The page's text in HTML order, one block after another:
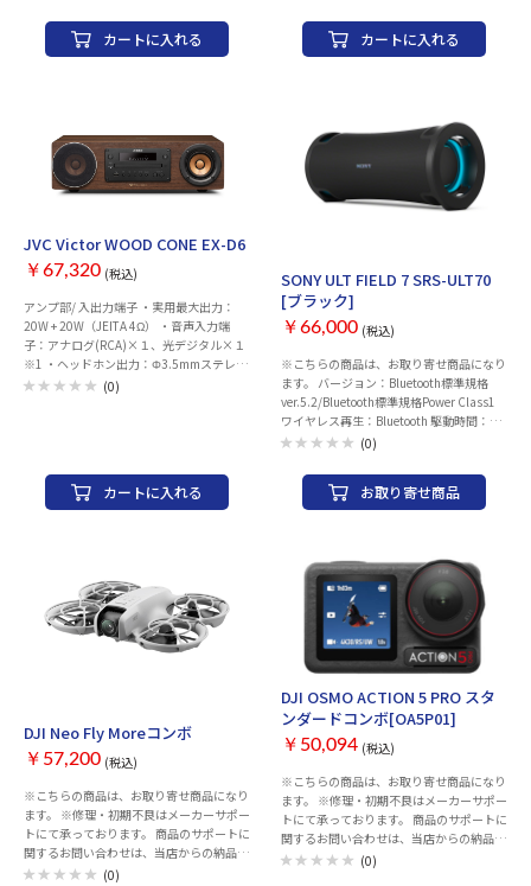
10:00-13:30 14:30-19:00（祝日を除く）
画質：8K 撮像素子：1/1.28型 タイプ：ア
クションカメラ 記録メディア：
度カメラ：○ タッチパネル：○ 静止画解
像度：11904×5952 メモリー静止画記録
形式：DNG メモリー動画解像度：
7680×3840 インターフェース：USB 3.0
LOG撮影：○ 音声コントロール：○ Wi-
Fi：○ Bluetooth：○ 防水性能：15m 耐低
46x124.5x38.2 mm 本体重量：200 g カラ
ー：ブラック
カートに入れる
TEL：050-1731-8488 営業時間：月-金
10:00-13:30 14:30-19:00（祝日を除く）
画質：4K 撮像素子：1/1.28型 タイプ：ア
チ) 手ブレ補正機構：○ 焦点距離：
14.27mm F値：F2.85 夜間撮影機能：○
撮影時間：70 分 タッチパネル：○ 静止画
解像度：8192×6144 メモリー静止画記録
形式：JPG/DNG RAW メモリー動画解像
度：3840×2880 インターフェース：USB
き：46x45.7x18.3 mm 本体重量：52.9 g
カラー：アークティックホワイト
カートに入れる
JVC Victor WOOD CONE EX-D6
￥67,320 (税込)
アンプ部/ 入出力端子 ・実用最大出力：
20W + 20W（JEITA 4Ω） ・音声入力端
子：アナログ(RCA)×１、光デジタル×１
※1 ・ヘッドホン出力：Φ3.5mmステレオ
ミニ ×1 ・USB端子：1 CD部 ・再生可能
フォーマット※3：WAV/FLAC（最大
192kHz/24bit)、MP3、WMA ・録音フォ
ーマット：MP3（128kbps/192kbps）
A2DP、AVRCP ・対応コーデック：SBC、
AAC、aptX、aptX HD、aptX LowLatency
Bluetooth® 送信機能※4 ・通信方式：
Bluetooth®標準規格 Ver. 5.1 ・出力/最大通
調整：● ・L/Rバランス調整：● クロッ
ク・タイマー：● 再生／録音／スリープ
スピーカー部 ・形式：1ウェイバスレフ型
8.5cmウッドコーン×2 電源：
AC100V（50Hz/60Hz） 消費電力：
24W（定格消費電力）／ 5W以下
（Bluetooth®スタンバイ時）／0.5W以下
（ノーマルスタンバイ時） 最大外形寸
(0)
カートに入れる
SONY ULT FIELD 7 SRS-ULT70
[ブラック]
￥66,000 (税込)
※こちらの商品は、お取り寄せ商品になり
ます。 バージョン：Bluetooth標準規格
ver.5.2/Bluetooth標準規格Power Class1
ワイヤレス再生：Bluetooth 駆動時間：電
池持続時間：約30時間(ULT1/ULT2オン、
電源：AC/充電池 対応プロファイル：
A2DP AVRCP SPP 対応コーデック：SBC
AAC LDAC 再生チャンネル：ステレオ スピ
防滴：IP67 複数台同時再生(Bluetooth)：
○ ライト・イルミネーション機能：○ 自
動スリープモード：○ アウトドア向け：
○ 入力端子：ミニプラグ入力x1 幅x高さx
奥行き：512x224x222 mm 重量：6300 g
カラー：ブラック
(0)
お取り寄せ商品
DJI Neo Fly Moreコンボ
￥57,200 (税込)
※こちらの商品は、お取り寄せ商品になり
ます。 ※修理・初期不良はメーカーサポー
トにて承っております。 商品のサポートに
関するお問い合わせは、当店からの納品書
をご用意いただき、 下記サポートにご連絡
(0)
DJI OSMO ACTION 5 PRO スタ
ンダードコンボ[OA5P01]
￥50,094 (税込)
※こちらの商品は、お取り寄せ商品になり
ます。 ※修理・初期不良はメーカーサポー
トにて承っております。 商品のサポートに
関するお問い合わせは、当店からの納品書
をご用意いただき、 下記サポートにご連絡
(0)